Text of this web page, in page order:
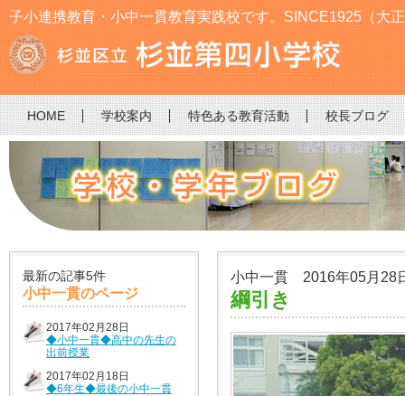
子小連携教育・小中一貫教育実践校です。SINCE1925（大
HOME 学校案内 特色ある教育活動 校長ブログ
最新の記事5件
小中一貫のページ
2017年02月28日
◆小中一貫◆高中の先生の
出前授業
2017年02月18日
◆6年生◆最後の小中一貫
小中一貫 2016年05月28
綱引き